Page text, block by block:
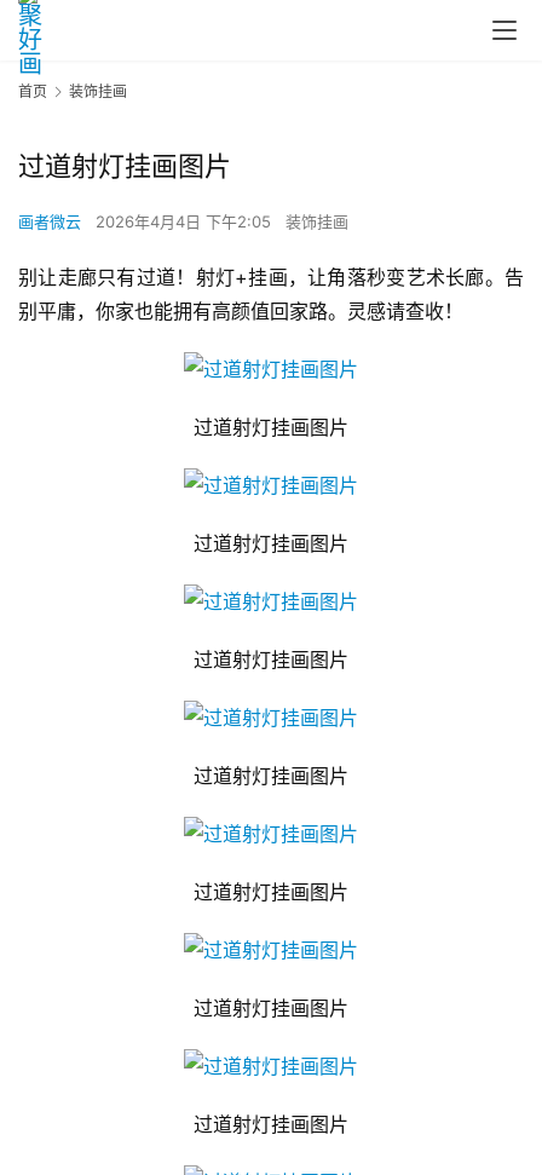
首页 装饰挂画
过道射灯挂画图片
画者微云 2026年4月4日 下午2:05 装饰挂画
别让走廊只有过道！射灯+挂画，让角落秒变艺术长廊。告
别平庸，你家也能拥有高颜值回家路。灵感请查收！
过道射灯挂画图片
过道射灯挂画图片
过道射灯挂画图片
过道射灯挂画图片
过道射灯挂画图片
过道射灯挂画图片
过道射灯挂画图片